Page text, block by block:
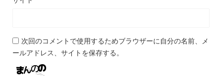
次回のコメントで使用するためブラウザーに自分の名前、メ
ールアドレス、サイトを保存する。